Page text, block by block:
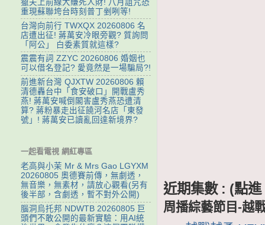
近期集數 : (點
周播綜藝節目-越
獵夫上前線大賺死人財! 八月詛咒恐
重現蘇聯垮台時刻普丁剉咧等!
台灣向前行 TWXQX 20260806 名
店遭出征! 蔣萬安冷眼旁觀? 質詢問
「阿公」 白委素質就這樣?
震震有詞 ZZYC 20260806 婚姻也
可以借名登記? 愛竟然是一場騙局?!
前進新台灣 QJXTW 20260806 賴
清德轟台中「食安破口」開戰盧秀
燕! 蔣萬安喊倒閣害盧秀燕恐遭清
算? 蔣粉暴走出征饒河名店「東發
號」! 蔣萬安已讀亂回達新境界?
一起看電視 網紅專區
老高與小茉 Mr & Mrs Gao LGYXM
20260805 奧德賽前傳，無劇透，
無音樂，無素材，請放心觀看(另有
後半部，含劇透，暫不對外公開)
腦洞烏托邦 NDWTB 20260805 巨
頭們不敢公開的最新實驗：用AI統